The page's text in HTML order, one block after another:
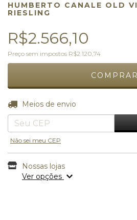
HUMBERTO CANALE OLD
RIESLING
R$2.566,10
Preço sem impostos R$2.120,74
Entregas para o CEP:
Meios de envio
Não sei meu CEP
Nossas lojas
Ver opções